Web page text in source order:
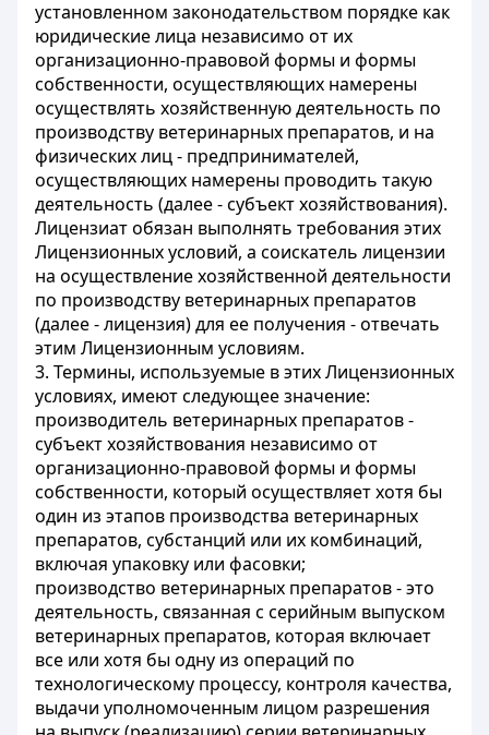
установленном законодательством порядке как
юридические лица независимо от их
организационно-правовой формы и формы
собственности, осуществляющих намерены
осуществлять хозяйственную деятельность по
производству ветеринарных препаратов, и на
физических лиц - предпринимателей,
осуществляющих намерены проводить такую
деятельность (далее - субъект хозяйствования).
Лицензиат обязан выполнять требования этих
Лицензионных условий, а соискатель лицензии
на осуществление хозяйственной деятельности
по производству ветеринарных препаратов
(далее - лицензия) для ее получения - отвечать
этим Лицензионным условиям.
3. Термины, используемые в этих Лицензионных
условиях, имеют следующее значение:
производитель ветеринарных препаратов -
субъект хозяйствования независимо от
организационно-правовой формы и формы
собственности, который осуществляет хотя бы
один из этапов производства ветеринарных
препаратов, субстанций или их комбинаций,
включая упаковку или фасовки;
производство ветеринарных препаратов - это
деятельность, связанная с серийным выпуском
ветеринарных препаратов, которая включает
все или хотя бы одну из операций по
технологическому процессу, контроля качества,
выдачи уполномоченным лицом разрешения